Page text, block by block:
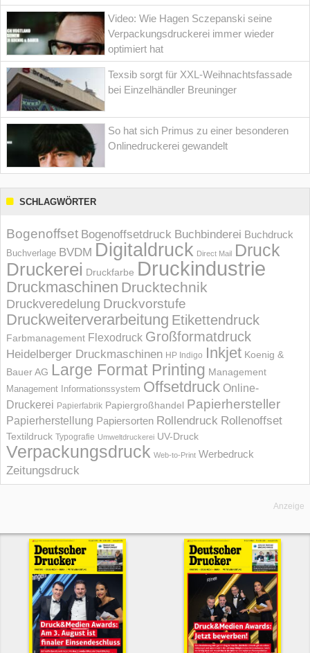
Video: Wie Hagen Sczepanski seine
Verpackungsdruckerei immer wieder
optimiert hat
Texsib sorgt für XXL-Weihnachtsfassade
bei Einzelhändler Breuninger
So hat sich Primus zu einer besonderen
Onlinedruckerei gewandelt
SCHLAGWÖRTER
Bogenoffset Bogenoffsetdruck Buchbinderei Buchdruck
Buchverlage BVDM Digitaldruck Direct Mail Druck
Druckerei Druckfarbe Druckindustrie
Druckmaschinen Drucktechnik
Druckveredelung Druckvorstufe
Druckweiterverarbeitung Etikettendruck
Farbmanagement Flexodruck Großformatdruck
Heidelberger Druckmaschinen HP Indigo Inkjet Koenig &
Bauer AG Large Format Printing Management
Management Informations­system Offsetdruck Online-
Druckerei Papierfabrik Papiergroßhandel Papierhersteller
Papierherstellung Papiersorten Rollendruck Rollenoffset
Textildruck Typografie Umweltdruckerei UV-Druck
Verpackungsdruck Web-to-Print Werbedruck
Zeitungsdruck
Anzeige